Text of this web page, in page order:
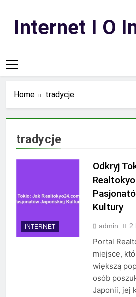
contentInternet I O
Home tradycje
tradycje
INTERNET
Odkryj
Kultury
admin 2
Portal
miejsce,
większą
osób
Japonii, jej